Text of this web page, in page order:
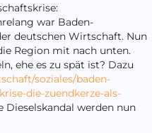
war Baden-
deutschen Wirtschaft. Nun
Region mit nach unten.
ehe es zu spät ist? Dazu
soziales/baden-
die-zuendkerze-als-
Dieselskandal werden nun